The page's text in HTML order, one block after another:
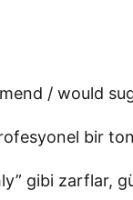
/ would
bir
gibi zarflar,